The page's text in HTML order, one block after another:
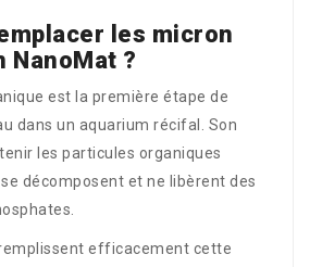
les micron
NanoMat ?
est la première étape de
dans un aquarium récifal. Son
les particules organiques
décomposent et ne libèrent des
remplissent efficacement cette